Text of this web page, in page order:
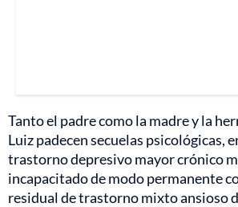
Tanto el padre como la madre y la
Luiz padecen secuelas psicológicas,
trastorno depresivo mayor crónico
incapacitado de modo permanente
residual de trastorno mixto ansioso